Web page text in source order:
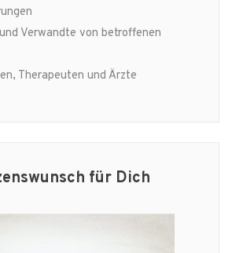
Verwandte von betroffenen
Therapeuten und Ärzte
für Dich